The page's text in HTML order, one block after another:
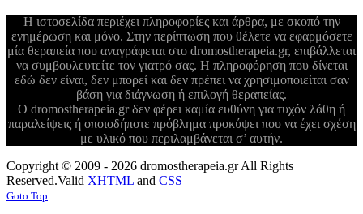
Η ιστοσελίδα περιέχει πληροφορίες και άρθρα, με σκοπό την
ενημέρωση και μόνο. Στην περίπτωση που θέλετε να εφαρμόσετε
μία θεραπεία που αναγράφεται στο dromostherapeia.gr, επιβάλλεται
να συμβουλευτείτε τον γιατρό σας. Η πληροφόρηση που δίνεται
εδώ δεν είναι, δεν μπορεί και δεν πρέπει να χρησιμοποιείται σαν
βάση για διάγνωση ή επιλογή θεραπείας.
Ο dromostherapeia.gr δεν φέρει καμία ευθύνη για τυχόν λάθη ή
παραλείψεις ή οποιοδήποτε πρόβλημα προκύψει που να έχει σχέση
με υλικό που περιλαμβάνεται σ’ αυτήν.
Copyright © 2009 - 2026 dromostherapeia.gr All Rights
Reserved.Valid XHTML and CSS
Goto Top